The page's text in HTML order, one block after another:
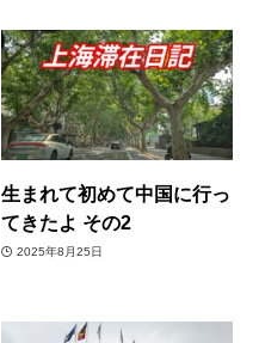
生まれて初めて中国に行っ
てきたよ その2
2025年8月25日